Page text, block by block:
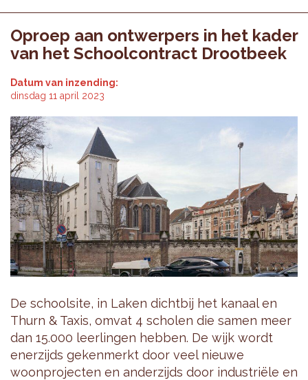
Oproep aan ontwerpers in het kader
van het Schoolcontract Drootbeek
Datum van inzending:
dinsdag 11 april 2023
De schoolsite, in Laken dichtbij het kanaal en
Thurn & Taxis, omvat 4 scholen die samen meer
dan 15.000 leerlingen hebben. De wijk wordt
enerzijds gekenmerkt door veel nieuwe
woonprojecten en anderzijds door industriële en